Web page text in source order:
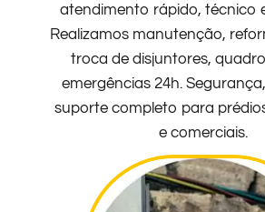
atendimento rápido, técnico
Realizamos manutenção,
troca de disjuntores,
emergências 24h.
suporte completo para
e comerciais.